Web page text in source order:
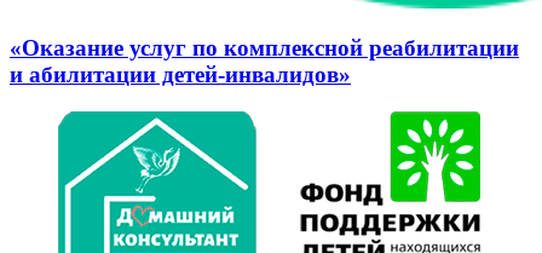
«Оказание услуг по комплексной реабилитации
и абилитации детей-инвалидов»